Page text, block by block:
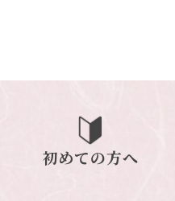
初めての方へ